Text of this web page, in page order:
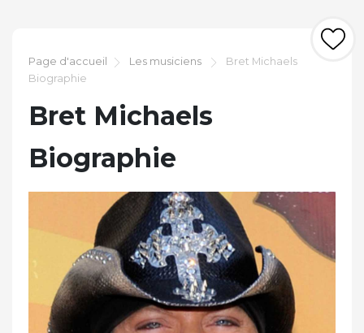
Page d'accueil Les musiciens
Bret Michaels
Biographie
Bret Michaels
Biographie